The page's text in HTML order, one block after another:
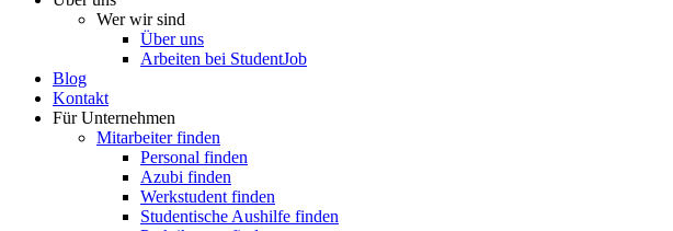
Wer wir sind
Über uns
Arbeiten bei StudentJob
Blog
Kontakt
Für Unternehmen
Mitarbeiter finden
Personal finden
Azubi finden
Werkstudent finden
Studentische Aushilfe finden